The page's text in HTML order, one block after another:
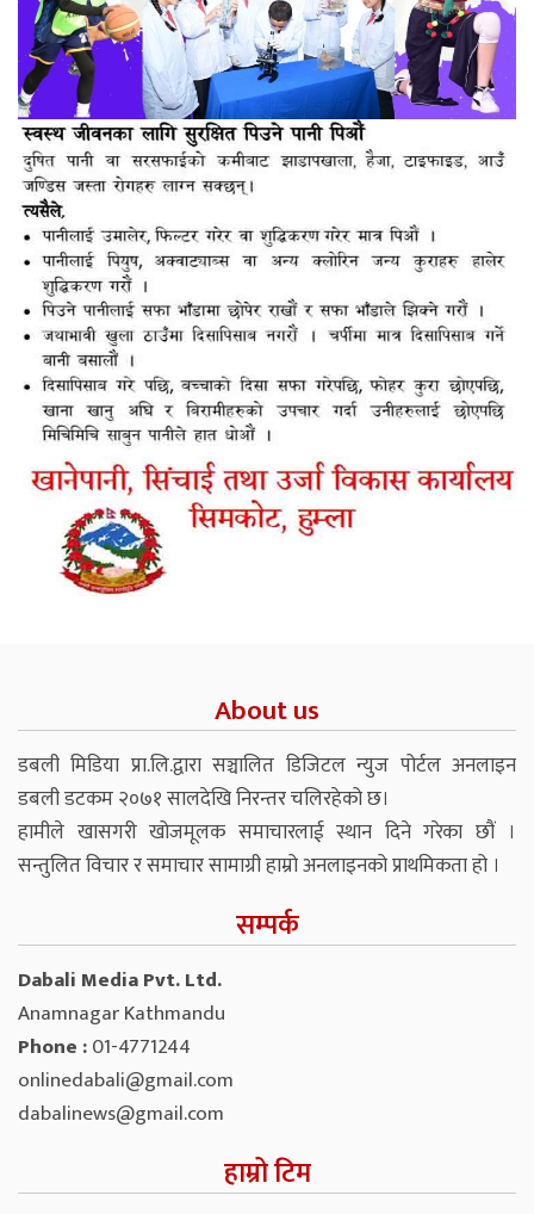
About us
डबली मिडिया प्रा.लि.द्वारा सञ्चालित डिजिटल न्युज पोर्टल अनलाइन
डबली डटकम २०७१ सालदेखि निरन्तर चलिरहेको छ।
हामीले खासगरी खोजमूलक समाचारलाई स्थान दिने गरेका छौं ।
सन्तुलित विचार र समाचार सामाग्री हाम्रो अनलाइनको प्राथमिकता हो ।
सम्पर्क
Dabali Media Pvt. Ltd.
Anamnagar Kathmandu
Phone :01-4771244
onlinedabali@gmail.com
dabalinews@gmail.com
हाम्रो टिम